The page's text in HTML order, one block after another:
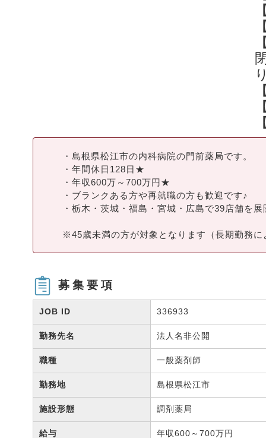
・島根県松江市の内科病院の門前薬局です。
・年間休日128日★
・年収600万～700万円★
・ブランクある方や再就職の方も歓迎です♪
・栃木・茨城・福島・宮城・広島で39店舗を
※45歳未満の方が対象となります（長期勤務
募集要項
JOB ID 336933
勤務先名 法人名非公開
職種 一般薬剤師
勤務地 島根県松江市
施設形態 調剤薬局
給与 年収600～700万円